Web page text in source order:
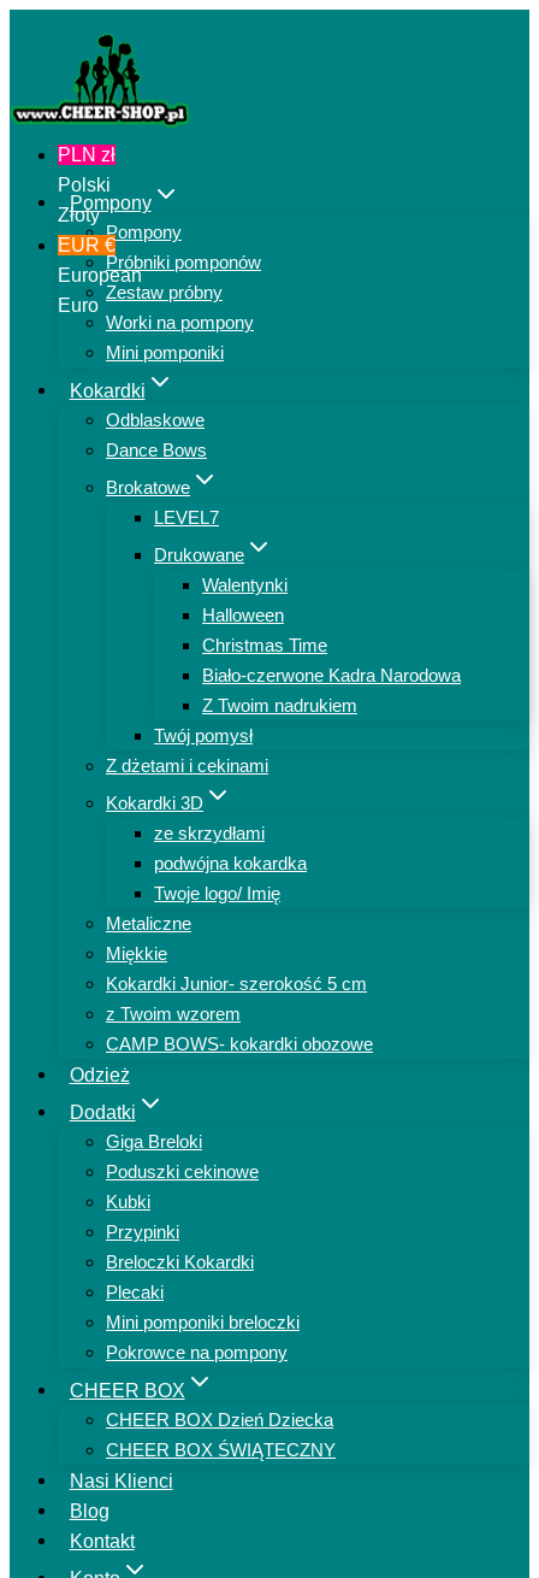
Pompony
Pompony
Próbniki pomponów
Zestaw próbny
Worki na pompony
Mini pomponiki
Kokardki
Odblaskowe
Dance Bows
Brokatowe
LEVEL7
Drukowane
Walentynki
Halloween
Christmas Time
Biało-czerwone Kadra Narodowa
Z Twoim nadrukiem
Twój pomysł
Z dżetami i cekinami
Kokardki 3D
ze skrzydłami
podwójna kokardka
Twoje logo/ Imię
Metaliczne
Miękkie
Kokardki Junior- szerokość 5 cm
z Twoim wzorem
CAMP BOWS- kokardki obozowe
Odzież
Dodatki
Giga Breloki
Poduszki cekinowe
Kubki
Przypinki
Breloczki Kokardki
Plecaki
Mini pomponiki breloczki
Pokrowce na pompony
CHEER BOX
CHEER BOX Dzień Dziecka
CHEER BOX ŚWIĄTECZNY
Nasi Klienci
Blog
Kontakt
PLN zł
Polski
Złoty
EUR €
European
Euro